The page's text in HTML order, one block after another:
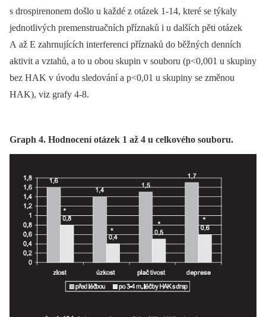
s drospirenonem došlo u každé z otázek 1-14, které se týkaly
jednotlivých premenstruačních příznaků i u dalších pěti otázek
A až E zahrnujících interferenci příznaků do běžných denních
aktivit a vztahů, a to u obou skupin v souboru (p<0,001 u skupiny
bez HAK v úvodu sledování a p<0,01 u skupiny se změnou
HAK), viz grafy 4-8.
Graph 4. Hodnocení otázek 1 až 4 u celkového souboru.